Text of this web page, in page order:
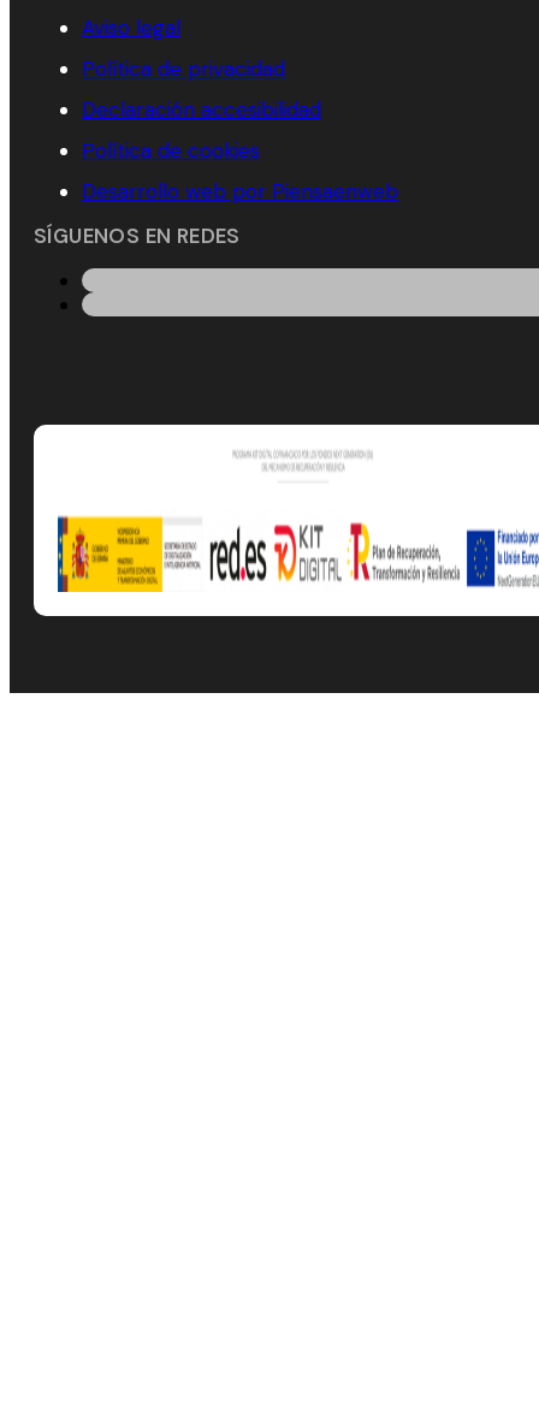
Aviso legal
Política de privacidad
Declaración accesibilidad
Política de cookies
Desarrollo web por Piensaenweb
SÍGUENOS EN REDES